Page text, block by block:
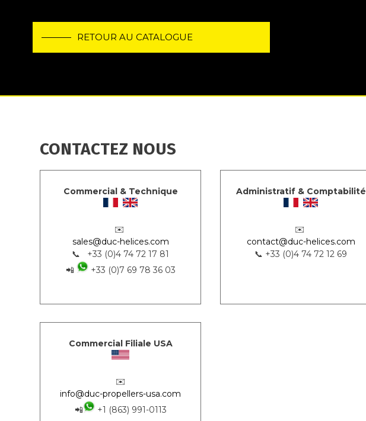
RETOUR AU CATALOGUE
CONTACTEZ NOUS
Commercial & Technique
✉️
sales@duc-helices.com
📞 +33 (0)4 74 72 17 81
📲
+33 (0)7 69 78 36 03
Administratif & Comptabilité
✉️
contact@duc-helices.com
📞 +33 (0)4 74 72 12 69
Commercial Filiale USA
✉️
info@duc-propellers-usa.com
📲
+1 (863) 991-0113